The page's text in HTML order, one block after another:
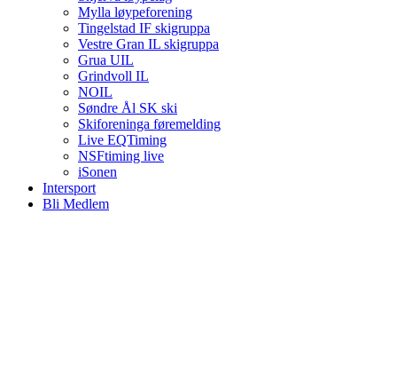
Mylla løypeforening
Tingelstad IF skigruppa
Vestre Gran IL skigruppa
Grua UIL
Grindvoll IL
NOIL
Søndre Ål SK ski
Skiforeninga føremelding
Live EQTiming
NSFtiming live
iSonen
Intersport
Bli Medlem